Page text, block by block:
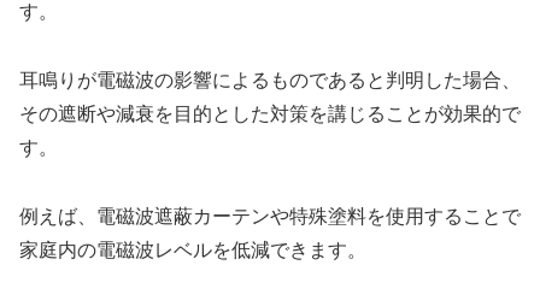
す。
耳鳴りが電磁波の影響によるものであると判明した場合、
その遮断や減衰を目的とした対策を講じることが効果的で
す。
例えば、電磁波遮蔽カーテンや特殊塗料を使用することで
家庭内の電磁波レベルを低減できます。